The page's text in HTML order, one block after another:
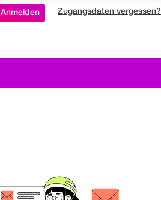
Anmelden Zugangsdaten vergessen?